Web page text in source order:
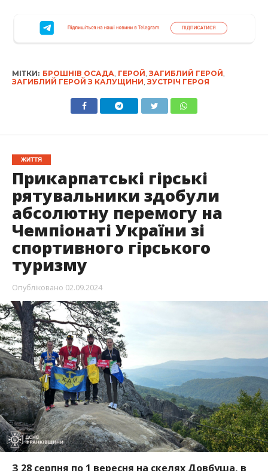
МІТКИ: БРОШНІВ ОСАДА, ГЕРОЙ, ЗАГИБЛИЙ ГЕРОЙ,
ЗАГИБЛИЙ ГЕРОЙ З КАЛУЩИНИ, ЗУСТРІЧ ГЕРОЯ
ЖИТТЯ
Прикарпатські гірські
рятувальники здобули
абсолютну перемогу на
Чемпіонаті України зі
спортивного гірського
туризму
Опубліковано 02.09.2024
З 28 серпня по 1 вересня на скелях Довбуша, в